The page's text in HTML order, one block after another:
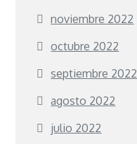
noviembre 2022
octubre 2022
septiembre 2022
agosto 2022
julio 2022